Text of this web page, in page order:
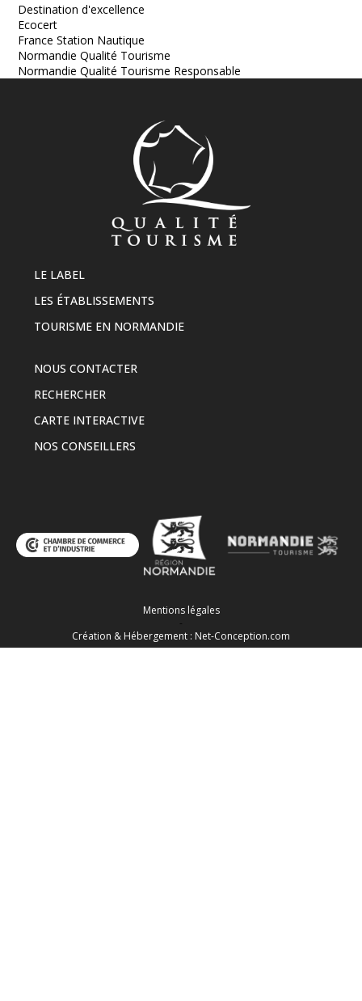
Destination d'excellence
Ecocert
France Station Nautique
Normandie Qualité Tourisme
Normandie Qualité Tourisme Responsable
LE LABEL
LES ÉTABLISSEMENTS
TOURISME EN NORMANDIE
NOUS CONTACTER
RECHERCHER
CARTE INTERACTIVE
NOS CONSEILLERS
Mentions légales
-
Création & Hébergement : Net-Conception.com